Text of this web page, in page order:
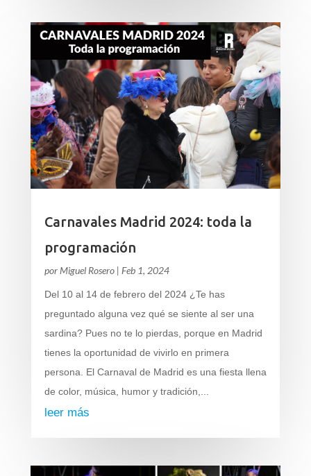
Carnavales Madrid 2024: toda la
programación
por Miguel Rosero| Feb 1, 2024
Del 10 al 14 de febrero del 2024 ¿Te has
preguntado alguna vez qué se siente al ser una
sardina? Pues no te lo pierdas, porque en Madrid
tienes la oportunidad de vivirlo en primera
persona. El Carnaval de Madrid es una fiesta llena
de color, música, humor y tradición,...
leer más